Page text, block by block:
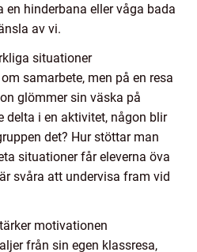
en hinderbana eller våga bada
av vi.
situationer
samarbete, men på en resa
glömmer sin väska på
delta i en aktivitet, någon blir
det? Hur stöttar man
situationer får eleverna öva
svåra att undervisa fram vid
motivationen
från sin egen klassresa,